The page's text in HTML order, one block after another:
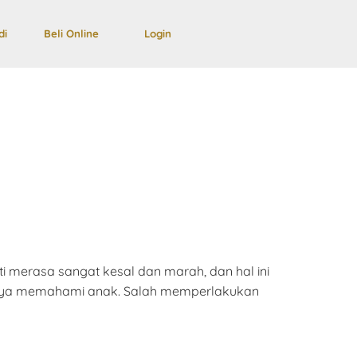
Beli Online Login
merasa sangat kesal dan marah, dan hal ini
memahami anak. Salah memperlakukan